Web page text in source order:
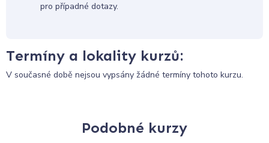
pro případné dotazy.
Termíny a lokality kurzů:
V současné době nejsou vypsány žádné termíny tohoto kurzu.
Podobné kurzy